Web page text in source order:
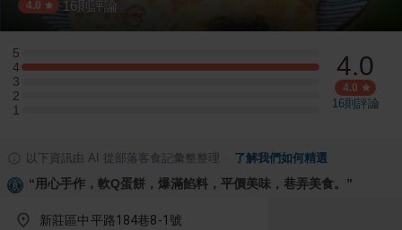
4.0 · 16 則評論
5
5 星：0 則評論
4
4 星：3 則評論
3
3 星：0 則評論
2
2 星：0 則評論
1
1 星：0 則評論
4.0
4.0
16則評論
以下資訊由 AI 從部落客食記彙整整理 了解我們如何精選
“ 用心手作，軟Q蛋餅，爆滿餡料，平價美味，巷弄美食。 ”
新莊區中平路184巷8-1號